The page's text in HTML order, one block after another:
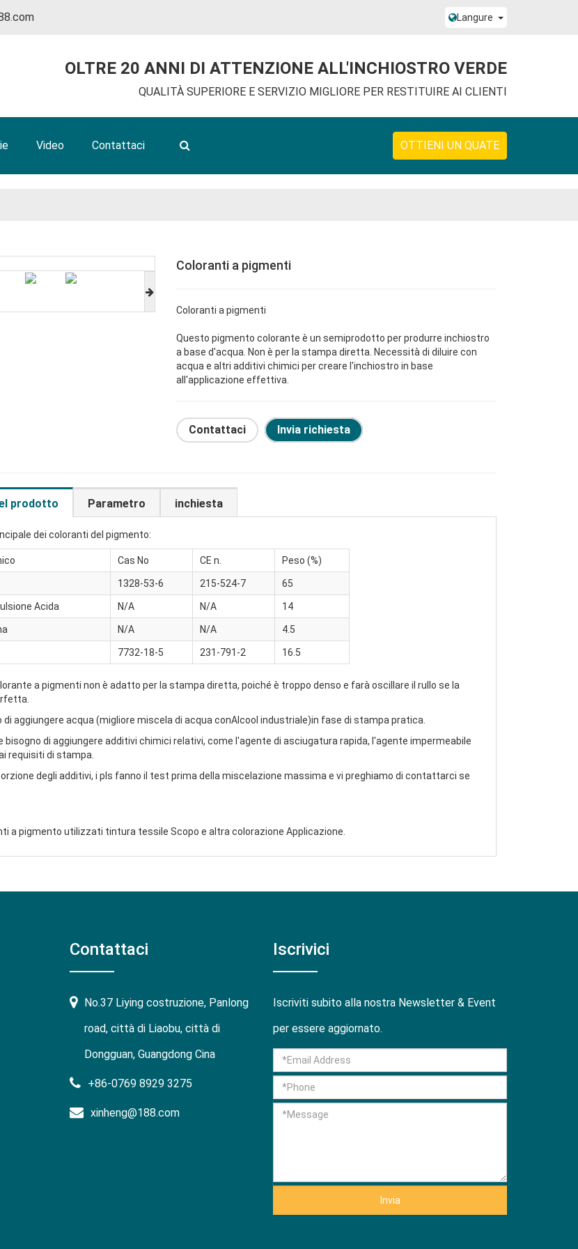
Langure
OLTRE 20 ANNI DI ATTENZIONE ALL'INCHIOSTRO VERDE
QUALITÀ SUPERIORE E SERVIZIO MIGLIORE PER RESTITUIRE AI CLIENTI
Video Contattaci OTTIENI UN QUATE
Coloranti a pigmenti
Coloranti a pigmenti
Questo pigmento colorante è un semiprodotto per produrre inchiostro
a base d'acqua. Non è per la stampa diretta. Necessità di diluire con
acqua e altri additivi chimici per creare l'inchiostro in base
all'applicazione effettiva.
Contattaci Invia richiesta
prodotto Parametro inchiesta
dei coloranti del pigmento:
Cas No CE n. Peso (%)
1328-53-6 215-524-7 65
Acida N/A N/A 14
N/A N/A 4.5
7732-18-5 231-791-2 16.5
a pigmenti non è adatto per la stampa diretta, poiché è troppo denso e farà oscillare il rullo se la
di aggiungere acqua (migliore miscela di acqua conAlcool industriale)in fase di stampa pratica.
bisogno di aggiungere additivi chimici relativi, come l'agente di asciugatura rapida, l'agente impermeabile
requisiti di stampa.
degli additivi, i pls fanno il test prima della miscelazione massima e vi preghiamo di contattarci se
a pigmento utilizzati tintura tessile Scopo e altra colorazione Applicazione.
Contattaci
No.37 Liying costruzione, Panlong
road, città di Liaobu, città di
Dongguan, Guangdong Cina
+86-0769 8929 3275
xinheng@188.com
Iscrivici
Iscriviti subito alla nostra Newsletter & Event
per essere aggiornato.
Invia